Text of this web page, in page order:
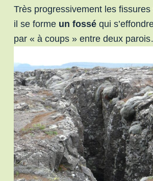
Très progressivement les fissures
il se forme un fossé qui
par « à coups » entre deux